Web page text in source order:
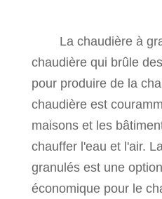
La chaudière à
chaudière qui brûle
pour produire de la
chaudière est
maisons et les
chauffer l'eau et l'air.
granulés est une
économique pour le